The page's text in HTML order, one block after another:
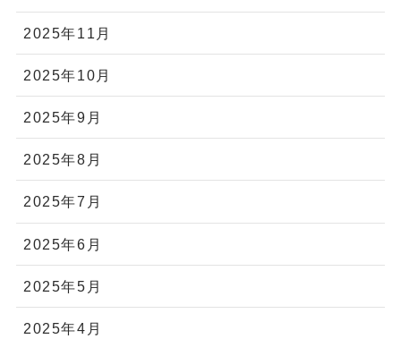
2025年11月
2025年10月
2025年9月
2025年8月
2025年7月
2025年6月
2025年5月
2025年4月